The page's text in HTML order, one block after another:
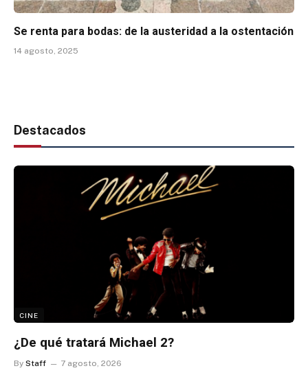
Se renta para bodas: de la austeridad a la ostentación
14 agosto, 2025
Destacados
CINE
¿De qué tratará Michael 2?
By Staff 7 agosto, 2026